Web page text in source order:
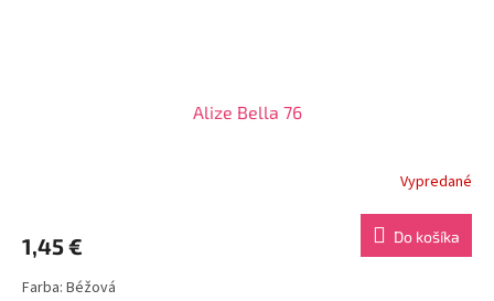
Alize Bella 76
Vypredané
1,45 € Do košíka
Farba: Béžová